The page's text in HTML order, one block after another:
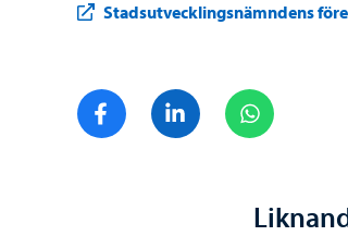
Stadsutvecklingsnämndens
Dela på FacebookDela på LinkedIn